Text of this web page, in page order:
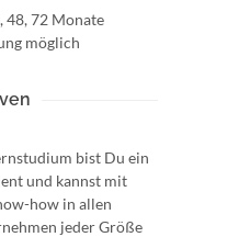
48, 72 Monate
möglich
bist Du ein
und kannst mit
how in allen
jeder Größe